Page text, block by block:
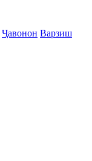
Ҷавонон Варзиш